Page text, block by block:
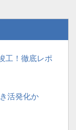
工！徹底レポ
活発化か